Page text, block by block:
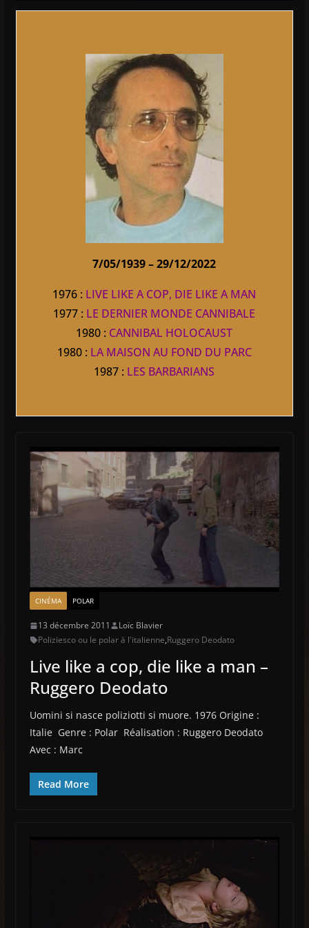
7/05/1939 – 29/12/2022
1976 : LIVE LIKE A COP, DIE LIKE A MAN
1977 : LE DERNIER MONDE CANNIBALE
1980 : CANNIBAL HOLOCAUST
1980 : LA MAISON AU FOND DU PARC
1987 : LES BARBARIANS
CINÉMA POLAR
13 décembre 2011
Loïc Blavier
Poliziesco ou le polar à l'italienne,Ruggero Deodato
Live like a cop, die like a man –
Ruggero Deodato
Uomini si nasce poliziotti si muore. 1976 Origine :
Italie Genre : Polar Réalisation : Ruggero Deodato
Avec : Marc
Read More